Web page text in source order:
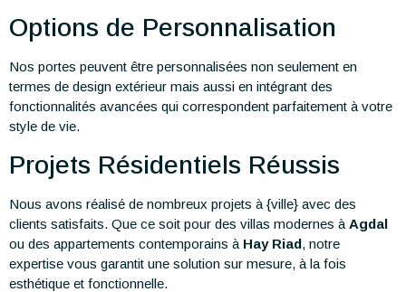
Options de Personnalisation
Nos portes peuvent être personnalisées non seulement en
termes de design extérieur mais aussi en intégrant des
fonctionnalités avancées qui correspondent parfaitement à votre
style de vie.
Projets Résidentiels Réussis
Nous avons réalisé de nombreux projets à {ville} avec des
clients satisfaits. Que ce soit pour des villas modernes à Agdal
ou des appartements contemporains à Hay Riad, notre
expertise vous garantit une solution sur mesure, à la fois
esthétique et fonctionnelle.